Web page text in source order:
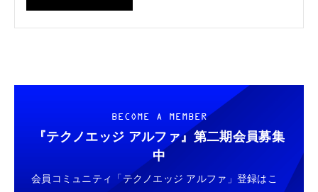
BECOME A MEMBER
『テクノエッジ アルファ』 第二期会員募集
中
会員コミュニティ「テクノエッジ アルファ」登録はこ